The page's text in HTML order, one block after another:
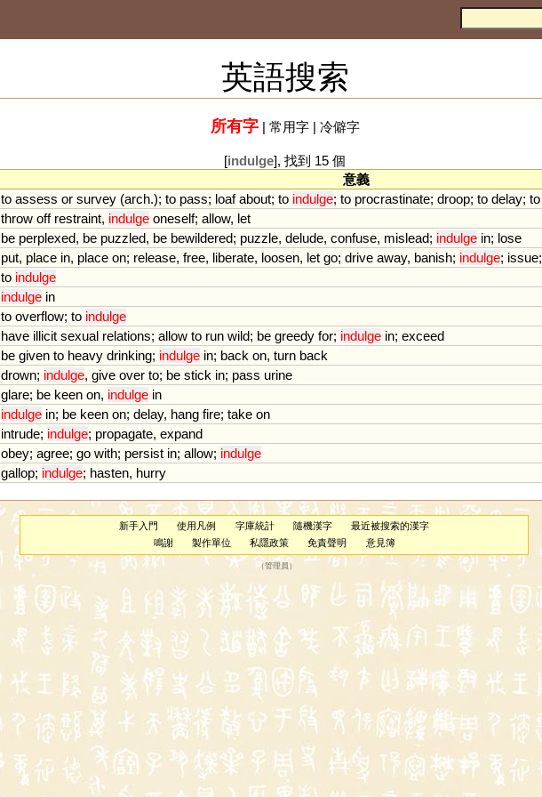
英語搜索
所有字| 常用字| 冷僻字
[indulge], 找到 15 個
意義
to assess or survey(arch.); to pass; loaf about; to indulge; to procrastinate; droop; to delay; to
throw off restraint, indulge oneself; allow, let
be perplexed, be puzzled, be bewildered; puzzle, delude, confuse, mislead; indulge in; lose
put, place in, place on; release, free, liberate, loosen, let go; drive away, banish; indulge; issue;
to indulge
indulge in
to overflow; to indulge
have illicit sexual relations; allow to run wild; be greedy for; indulge in; exceed
be given to heavy drinking; indulge in; back on, turn back
drown; indulge, give over to; be stick in; pass urine
glare; be keen on, indulge in
indulge in; be keen on; delay, hang fire; take on
intrude; indulge; propagate, expand
obey; agree; go with; persist in; allow; indulge
gallop; indulge; hasten, hurry
新手入門 使用凡例 字庫統計 隨機漢字
最近被搜索的漢字
鳴謝
製作單位 私隱政策 免責聲明 意見簿
（管理員 ）